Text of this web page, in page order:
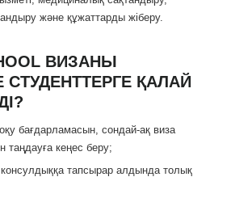
және құжаттарды жіберу.
ВИЗАНЫ
СТУДЕНТТЕРГЕ ҚАЛАЙ
бағдарламасын, сондай-ақ виза
таңдауға кеңес беру;
консулдыққа тапсырар алдында толық